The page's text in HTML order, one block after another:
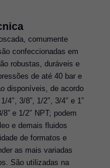
comumente
confeccionadas em
robustas, duráveis e
de até 40 bar e
disponíveis, de acordo
4″, 3/8”, 1/2″, 3/4″ e 1”
e 1/2″ NPT; podem
e demais fluidos
de formatos e
as mais variadas
São utilizadas na